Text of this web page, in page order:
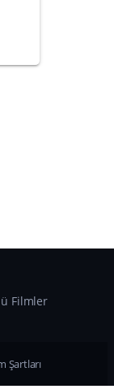
Filmler
Şartları